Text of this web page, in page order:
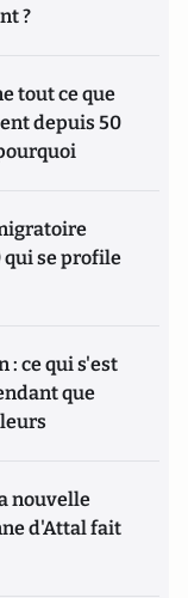
?
tout ce que
depuis 50
se profile
: ce qui s'est
que
nouvelle
d'Attal fait